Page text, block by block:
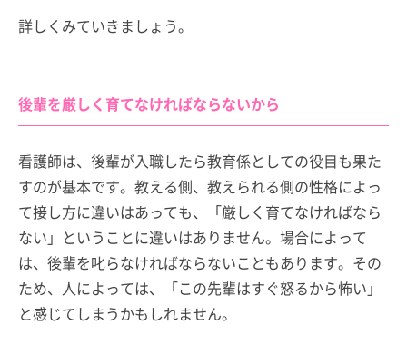
詳しくみていきましょう。
後輩を厳しく育てなければならないから
看護師は、後輩が入職したら教育係としての役目も果た
すのが基本です。教える側、教えられる側の性格によっ
て接し方に違いはあっても、「厳しく育てなければなら
ない」ということに違いはありません。場合によって
は、後輩を叱らなければならないこともあります。その
ため、人によっては、「この先輩はすぐ怒るから怖い」
と感じてしまうかもしれません。